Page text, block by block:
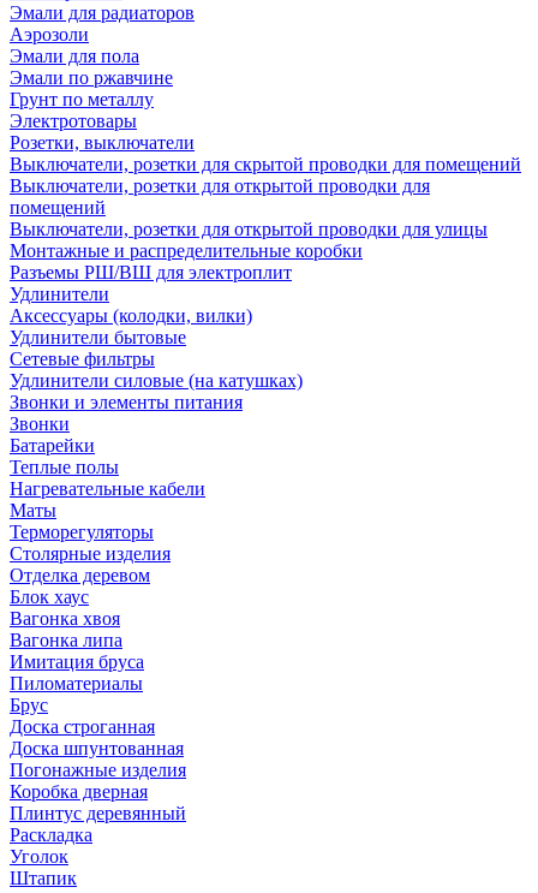
Эмали для радиаторов
Аэрозоли
Эмали для пола
Эмали по ржавчине
Грунт по металлу
Электротовары
Розетки, выключатели
Выключатели, розетки для скрытой проводки для помещений
Выключатели, розетки для открытой проводки для
помещений
Выключатели, розетки для открытой проводки для улицы
Монтажные и распределительные коробки
Разъемы РШ/ВШ для электроплит
Удлинители
Аксессуары (колодки, вилки)
Удлинители бытовые
Сетевые фильтры
Удлинители силовые (на катушках)
Звонки и элементы питания
Звонки
Батарейки
Теплые полы
Нагревательные кабели
Маты
Терморегуляторы
Столярные изделия
Отделка деревом
Блок хаус
Вагонка хвоя
Вагонка липа
Имитация бруса
Пиломатериалы
Брус
Доска строганная
Доска шпунтованная
Погонажные изделия
Коробка дверная
Плинтус деревянный
Раскладка
Уголок
Штапик